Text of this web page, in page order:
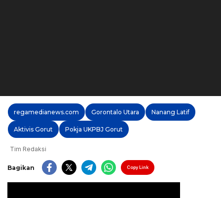
regamedianews.com Gorontalo Utara Nanang Latif
Aktivis Gorut Pokja UKPBJ Gorut
Tim Redaksi
Bagikan Copy Link